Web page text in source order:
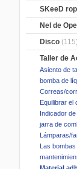
SKeeD
Nel de
Disco (115)
Taller de
Asiento de
bomba de
Correas/
Equilibrar el
Indicador
jarra de
Lámparas/
Las